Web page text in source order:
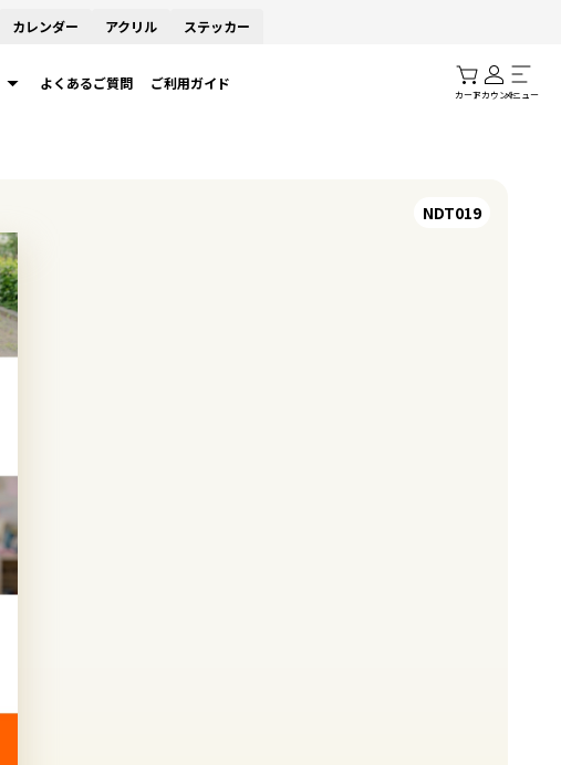
カレンダー アクリル ステッカー
よくあるご質問 ご利用ガイド
カートアカウントメニュー
NDT019